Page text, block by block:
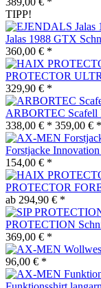
TIPP!
Jalas 1988 GTX
360,00 € *
PROTECTOR
329,90 € *
ARBORTEC Scafell
338,00 € * 359,00 € *
Forstjacke
154,00 € *
PROTECTOR
ab 294,90 € *
PROTECTION
369,00 € *
96,00 € *